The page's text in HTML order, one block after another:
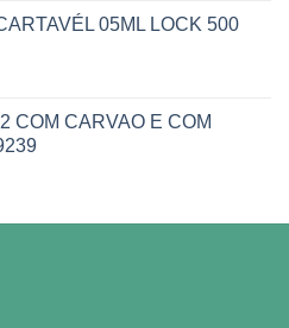
05ML LOCK 500
COM CARVAO E COM